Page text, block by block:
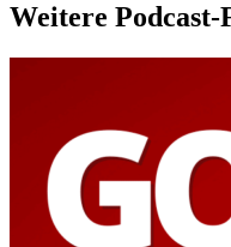
Weitere Podcast-